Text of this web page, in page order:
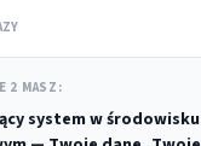
2 MASZ:
system w środowisku